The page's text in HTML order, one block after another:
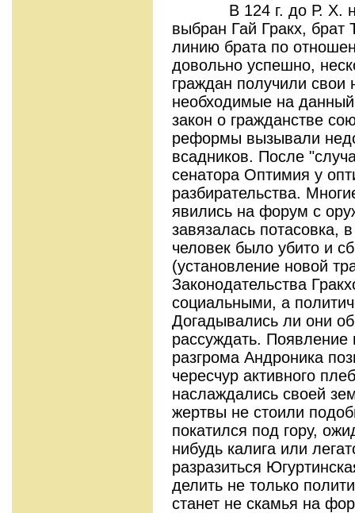
В 124 г. до Р. Х.
выбран Гай Гракх,
линию брата по
довольно успешно,
граждан получили
необходимые на
закон о гражданстве
реформы вызывали
всадников. После
сенатора Оптимия у
разбирательства.
явились на форум с
завязалась потасовка,
человек было убито и
(установление новой
Законодательства
социальными, а
Догадывались ли они
рассуждать.
разгрома Андроника
чересчур активного
наслаждались своей
жертвы не стоили
покатился под гору,
нибудь калига или
разразиться
делить не только
станет не скамья на